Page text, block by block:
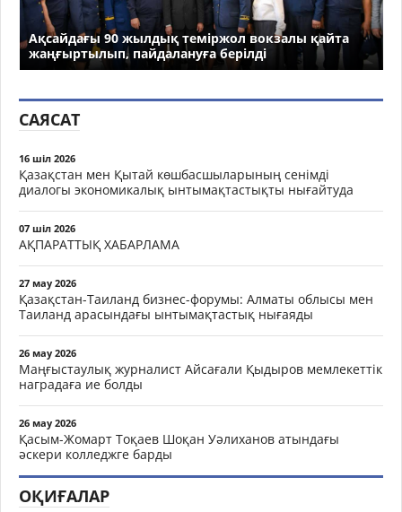
Ақсайдағы 90 жылдық теміржол вокзалы қайта
жаңғыртылып, пайдалануға берілді
САЯСАТ
16 шіл 2026
Қазақстан мен Қытай көшбасшыларының сенімді
диалогы экономикалық ынтымақтастықты нығайтуда
07 шіл 2026
АҚПАРАТТЫҚ ХАБАРЛАМА
27 мау 2026
Қазақстан-Таиланд бизнес-форумы: Алматы облысы мен
Таиланд арасындағы ынтымақтастық нығаяды
26 мау 2026
Маңғыстаулық журналист Айсағали Қыдыров мемлекеттік
наградаға ие болды
26 мау 2026
Қасым-Жомарт Тоқаев Шоқан Уәлиханов атындағы
әскери колледжге барды
ОҚИҒАЛАР